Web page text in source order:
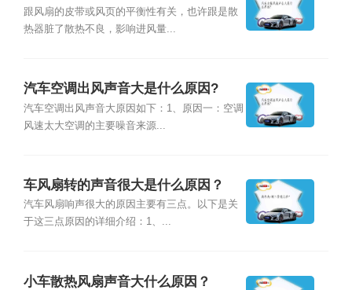
跟风扇的皮带或风页的平衡性有关，也许跟是散
热器脏了散热不良，影响进风量...
汽车空调出风声音大是什么原因?
汽车空调出风声音大原因如下：1、原因一：空调
风速太大空调的主要噪音来源...
车风扇转的声音很大是什么原因？
汽车风扇响声很大的原因主要有三点。以下是关
于这三点原因的详细介绍：1、...
小车散热风扇声音大什么原因？